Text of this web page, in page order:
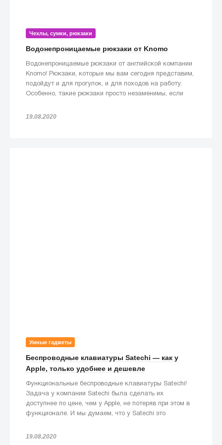
Чехлы, сумки, рюкзаки
Водонепроницаемые рюкзаки от Knomo
Водонепроницаемые рюкзаки от английской компании
Knomo! Рюкзаки, которые мы вам сегодня представим,
подойдут и для прогулок, и для походов на работу.
Особенно, такие рюкзаки просто незаменимы, если
19.08.2020
Умные гаджеты
Беспроводные клавиатуры Satechi — как у
Apple, только удобнее и дешевле
Функциональные беспроводные клавиатуры Satechi!
Задача у компании Satechi была сделать их
доступнее по цене, чем у Apple, не потеряв при этом в
функционале. И мы думаем, что у Satechi это
19.08.2020